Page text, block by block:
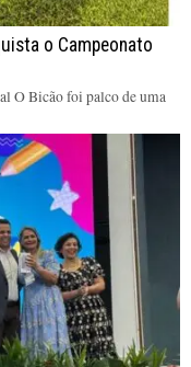
o Campeonato
O Bicão foi palco de uma